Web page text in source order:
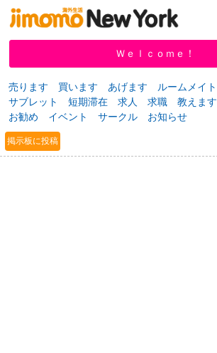
新規登録
掲示板 教えて！
Ｗｅｌｃｏｍｅ！
売ります 買います あげます ルームメイト
サブレット
短期滞在 求人 求職 教えます
お勧め
イベント サークル お知らせ
掲示板に投稿